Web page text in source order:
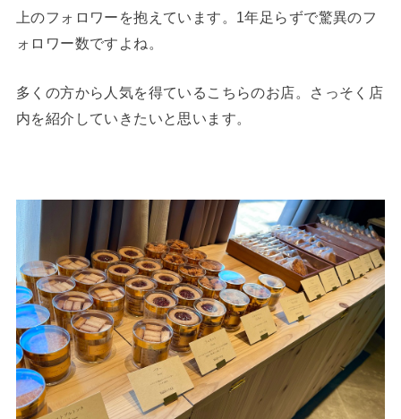
上のフォロワーを抱えています。1年足らずで驚異のフ
ォロワー数ですよね。
多くの方から人気を得ているこちらのお店。さっそく店
内を紹介していきたいと思います。